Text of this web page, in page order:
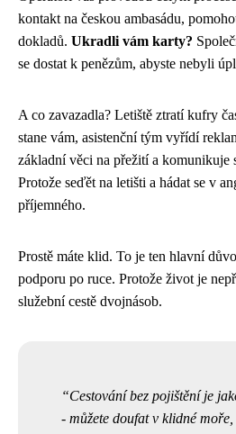
kontakt na českou ambasádu,
dokladů. Ukradli vám karty?
se dostat k penězům, abyste nebyli
A co zavazadla? Letiště ztratí kufry
stane vám, asistenční tým vyřídí
základní věci na přežití a komunikuje
Protože seďět na letišti a hádat se v
příjemného.
Prostě máte klid. To je ten hlavní
podporu po ruce. Protože život je
služební cestě dvojnásob.
Cestování bez pojištění je
- můžete doufat v klidné